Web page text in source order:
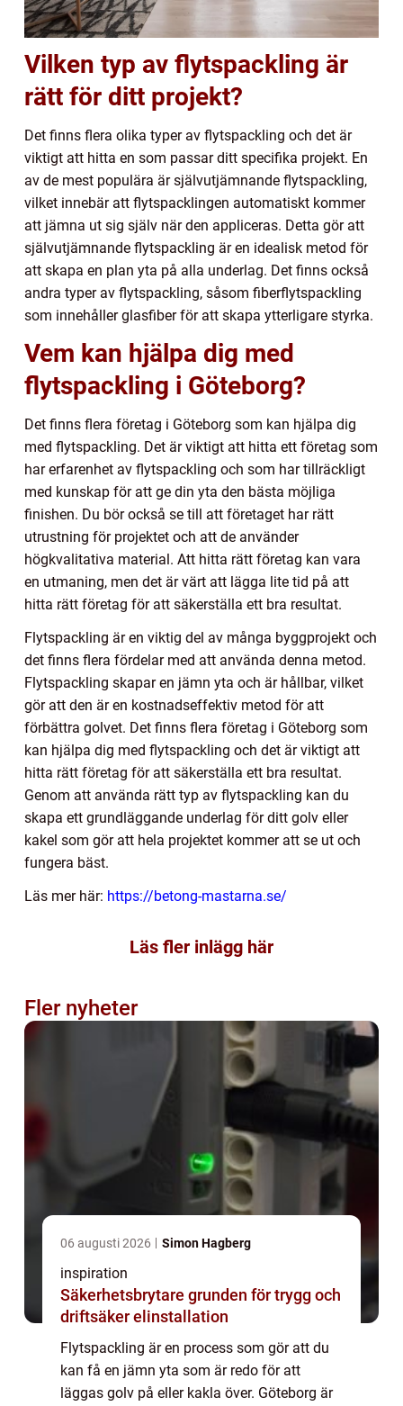
Vilken typ av flytspackling är
rätt för ditt projekt?
Det finns flera olika typer av flytspackling och det är
viktigt att hitta en som passar ditt specifika projekt. En
av de mest populära är självutjämnande flytspackling,
vilket innebär att flytspacklingen automatiskt kommer
att jämna ut sig själv när den appliceras. Detta gör att
självutjämnande flytspackling är en idealisk metod för
att skapa en plan yta på alla underlag. Det finns också
andra typer av flytspackling, såsom fiberflytspackling
som innehåller glasfiber för att skapa ytterligare styrka.
Vem kan hjälpa dig med
flytspackling i Göteborg?
Det finns flera företag i Göteborg som kan hjälpa dig
med flytspackling. Det är viktigt att hitta ett företag som
har erfarenhet av flytspackling och som har tillräckligt
med kunskap för att ge din yta den bästa möjliga
finishen. Du bör också se till att företaget har rätt
utrustning för projektet och att de använder
högkvalitativa material. Att hitta rätt företag kan vara
en utmaning, men det är värt att lägga lite tid på att
hitta rätt företag för att säkerställa ett bra resultat.
Flytspackling är en viktig del av många byggprojekt och
det finns flera fördelar med att använda denna metod.
Flytspackling skapar en jämn yta och är hållbar, vilket
gör att den är en kostnadseffektiv metod för att
förbättra golvet. Det finns flera företag i Göteborg som
kan hjälpa dig med flytspackling och det är viktigt att
hitta rätt företag för att säkerställa ett bra resultat.
Genom att använda rätt typ av flytspackling kan du
skapa ett grundläggande underlag för ditt golv eller
kakel som gör att hela projektet kommer att se ut och
fungera bäst.
Läs mer här: https://betong-mastarna.se/
Läs fler inlägg här
Fler nyheter
06 augusti 2026 Simon Hagberg
inspiration
Säkerhetsbrytare grunden för trygg och
driftsäker elinstallation
Flytspackling är en process som gör att du
kan få en jämn yta som är redo för att
läggas golv på eller kakla över. Göteborg är